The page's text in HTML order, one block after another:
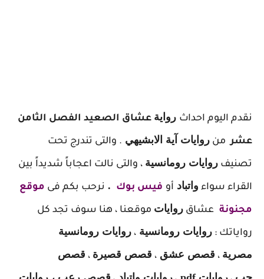
نقدم اليوم احداث ر واية عشاق الصعيد الفصل الثامن
عشر من روايات آية الابشيهي . والتى تندرج تحت
تصنيف روايات رومانسية ، والتى نالت اعجاباً شديداً بين
القراء سواء واتباد أو فيس بوك . نرحب بكم فى موقع
مجنونة عشاق روايات موقعنا ، هنا سوف تجد كل
رواياتك : روايات رومانسية ، روايات رومانسية
مصرية ، قصص عشق ، قصص قصيرة ، قصص